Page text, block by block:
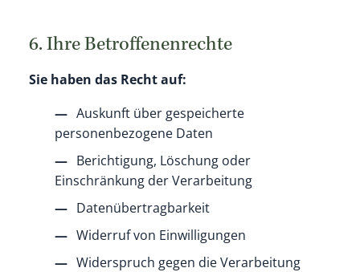
6. Ihre Betroffenenrechte
Sie haben das Recht auf:
Auskunft über gespeicherte
personenbezogene Daten
Berichtigung, Löschung oder
Einschränkung der Verarbeitung
Datenübertragbarkeit
Widerruf von Einwilligungen
Widerspruch gegen die Verarbeitung